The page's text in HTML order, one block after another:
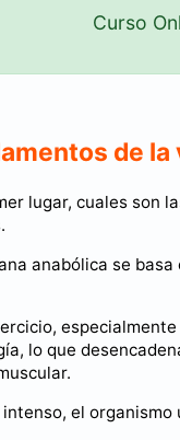
Curso
de la
lugar, cuales son
anabólica se
lo que
el organismo